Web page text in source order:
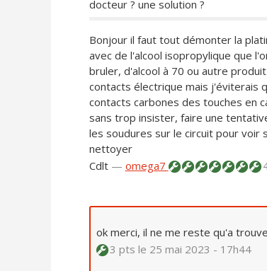
docteur ? une solution ?
Bonjour il faut tout démonter la
avec de l'alcool isopropylique que
bruler, d'alcool à 70 ou autre
contacts électrique mais j'éviterais
contacts carbones des touches en
sans trop insister, faire une
les soudures sur le circuit pour voir
nettoyer
Cdlt — omega7
ok merci, il ne me reste qu'a
3 pts le 25 mai 2023 - 17h44